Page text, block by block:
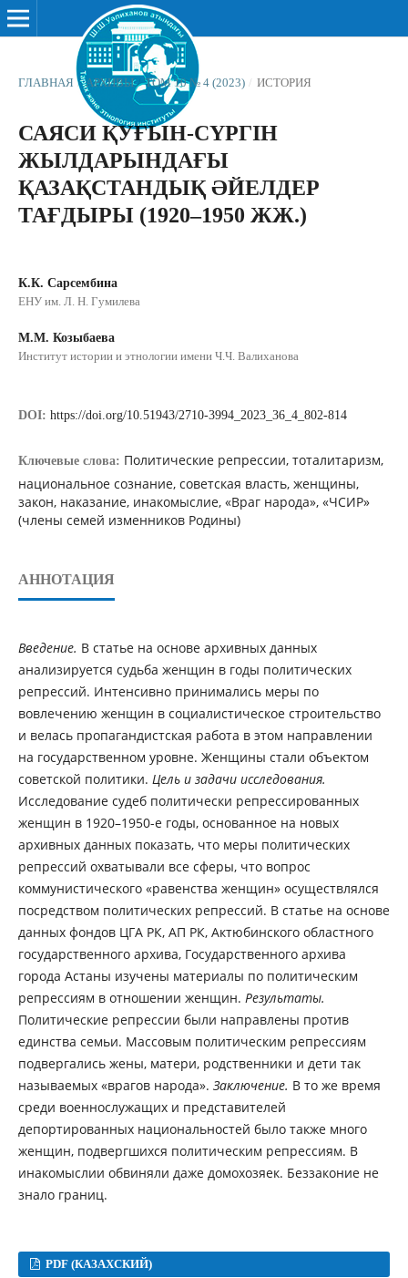
ГЛАВНАЯ / АРХИВЫ / ТОМ 10 № 4 (2023) / ИСТОРИЯ
САЯСИ ҚУҒЫН-СҮРГІН
ЖЫЛДАРЫНДАҒЫ
ҚАЗАҚСТАНДЫҚ ӘЙЕЛДЕР
ТАҒДЫРЫ (1920–1950 ЖЖ.)
К.К. Сарсембина
ЕНУ им. Л. Н. Гумилева
М.М. Козыбаева
Институт истории и этнологии имени Ч.Ч. Валиханова
DOI: https://doi.org/10.51943/2710-3994_2023_36_4_802-814
Ключевые слова: Политические репрессии, тоталитаризм,
национальное сознание, советская власть, женщины,
закон, наказание, инакомыслие, «Враг народа», «ЧСИР»
(члены семей изменников Родины)
АННОТАЦИЯ
Введение. В статье на основе архивных данных
анализируется судьба женщин в годы политических
репрессий. Интенсивно принимались меры по
вовлечению женщин в социалистическое строительство
и велась пропагандистская работа в этом направлении
на государственном уровне. Женщины стали объектом
советской политики. Цель и задачи исследования.
Исследование судеб политически репрессированных
женщин в 1920–1950-е годы, основанное на новых
архивных данных показать, что меры политических
репрессий охватывали все сферы, что вопрос
коммунистического «равенства женщин» осуществлялся
посредством политических репрессий. В статье на основе
данных фондов ЦГА РК, АП РК, Актюбинского областного
государственного архива, Государственного архива
города Астаны изучены материалы по политическим
репрессиям в отношении женщин. Результаты.
Политические репрессии были направлены против
единства семьи. Массовым политическим репрессиям
подвергались жены, матери, родственники и дети так
называемых «врагов народа». Заключение. В то же время
среди военнослужащих и представителей
депортированных национальностей было также много
женщин, подвергшихся политическим репрессиям. В
инакомыслии обвиняли даже домохозяек. Беззаконие не
знало границ.
PDF (КАЗАХСКИЙ)